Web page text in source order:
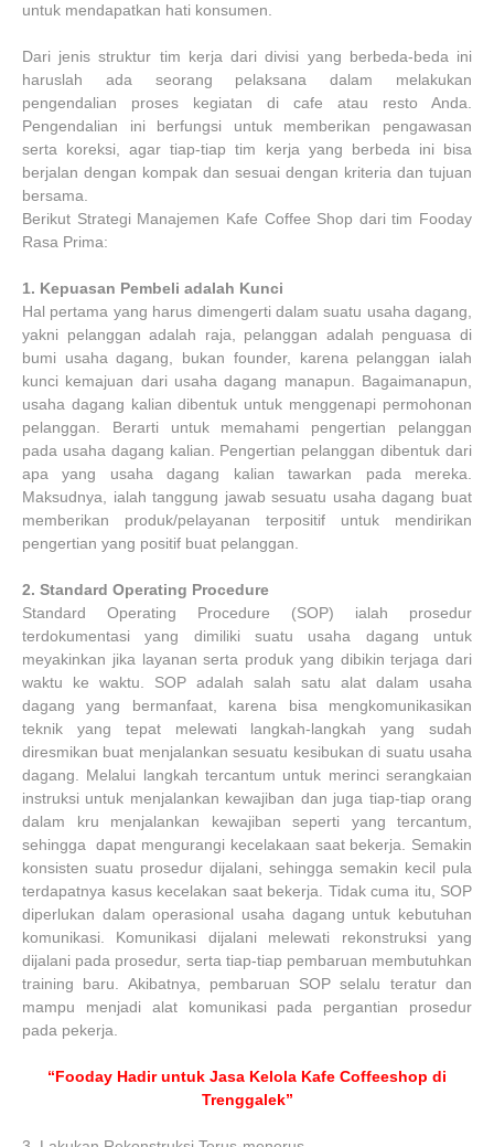
untuk mendapatkan hati konsumen.
Dari jenis struktur tim kerja dari divisi yang berbeda-beda ini
haruslah ada seorang pelaksana dalam melakukan
pengendalian proses kegiatan di cafe atau resto Anda.
Pengendalian ini berfungsi untuk memberikan pengawasan
serta koreksi, agar tiap-tiap tim kerja yang berbeda ini bisa
berjalan dengan kompak dan sesuai dengan kriteria dan tujuan
bersama.
Berikut Strategi Manajemen Kafe Coffee Shop dari tim Fooday
Rasa Prima:
1. Kepuasan Pembeli adalah Kunci
Hal pertama yang harus dimengerti dalam suatu usaha dagang,
yakni pelanggan adalah raja, pelanggan adalah penguasa di
bumi usaha dagang, bukan founder, karena pelanggan ialah
kunci kemajuan dari usaha dagang manapun. Bagaimanapun,
usaha dagang kalian dibentuk untuk menggenapi permohonan
pelanggan. Berarti untuk memahami pengertian pelanggan
pada usaha dagang kalian. Pengertian pelanggan dibentuk dari
apa yang usaha dagang kalian tawarkan pada mereka.
Maksudnya, ialah tanggung jawab sesuatu usaha dagang buat
memberikan produk/pelayanan terpositif untuk mendirikan
pengertian yang positif buat pelanggan.
2. Standard Operating Procedure
Standard Operating Procedure (SOP) ialah prosedur
terdokumentasi yang dimiliki suatu usaha dagang untuk
meyakinkan jika layanan serta produk yang dibikin terjaga dari
waktu ke waktu. SOP adalah salah satu alat dalam usaha
dagang yang bermanfaat, karena bisa mengkomunikasikan
teknik yang tepat melewati langkah-langkah yang sudah
diresmikan buat menjalankan sesuatu kesibukan di suatu usaha
dagang. Melalui langkah tercantum untuk merinci serangkaian
instruksi untuk menjalankan kewajiban dan juga tiap-tiap orang
dalam kru menjalankan kewajiban seperti yang tercantum,
sehingga dapat mengurangi kecelakaan saat bekerja. Semakin
konsisten suatu prosedur dijalani, sehingga semakin kecil pula
terdapatnya kasus kecelakan saat bekerja. Tidak cuma itu, SOP
diperlukan dalam operasional usaha dagang untuk kebutuhan
komunikasi. Komunikasi dijalani melewati rekonstruksi yang
dijalani pada prosedur, serta tiap-tiap pembaruan membutuhkan
training baru. Akibatnya, pembaruan SOP selalu teratur dan
mampu menjadi alat komunikasi pada pergantian prosedur
pada pekerja.
“Fooday Hadir untuk Jasa Kelola Kafe Coffeeshop di
Trenggalek”